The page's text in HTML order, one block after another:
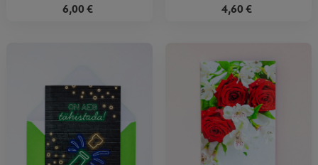
6,00 €
4,60 €